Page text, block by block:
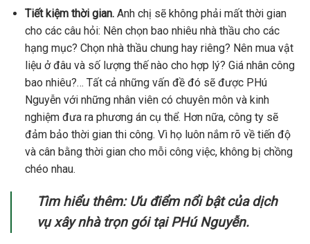
Tiết kiệm thời gian.Anh chị sẽ không phải mất thời gian
cho các câu hỏi: Nên chọn bao nhiêu nhà thầu cho các
hạng mục? Chọn nhà thầu chung hay riêng? Nên mua vật
liệu ở đâu và số lượng thế nào cho hợp lý? Giá nhân công
bao nhiêu?… Tất cả những vấn đề đó sẽ được PHú
Nguyễn với những nhân viên có chuyên môn và kinh
nghiệm đưa ra phương án cụ thể. Hơn nữa, công ty sẽ
đảm bảo thời gian thi công. Vì họ luôn nắm rõ về tiến độ
và cân bằng thời gian cho mỗi công việc, không bị chồng
chéo nhau.
Tìm hiểu thêm: Ưu điểm nổi bật của dịch
vụ xây nhà trọn gói tại PHú Nguyễn.